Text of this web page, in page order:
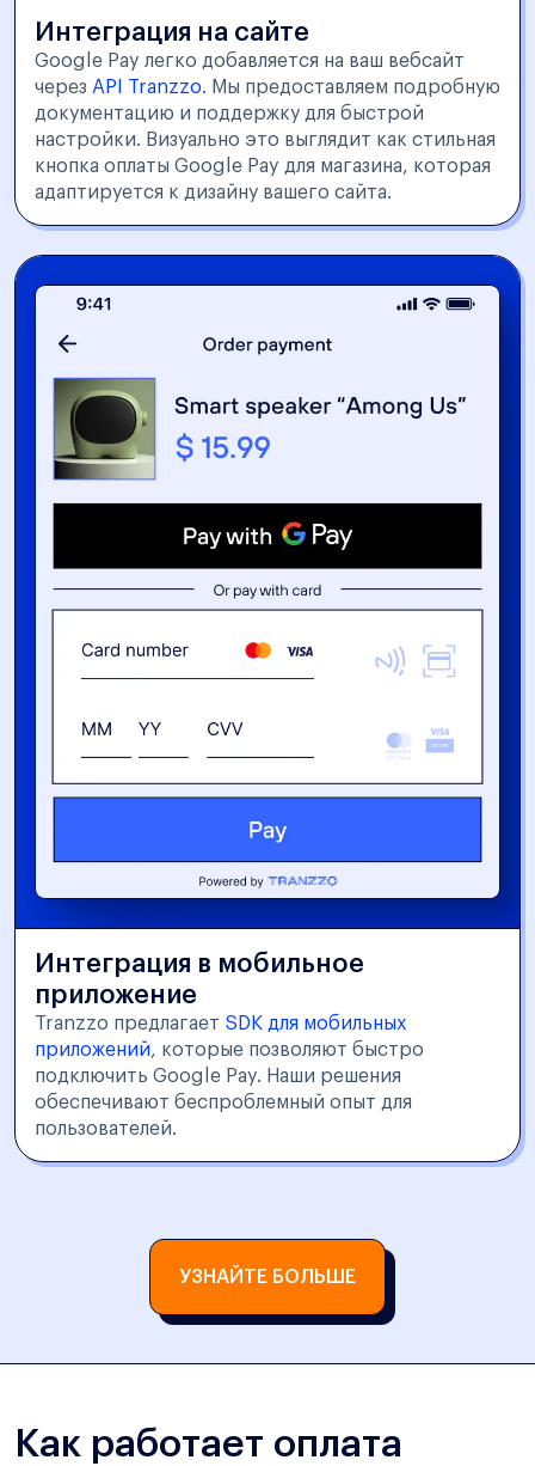
Интеграция на сайте
Google Pay легко добавляется на ваш вебсайт
через API Tranzzo. Мы предоставляем подробную
документацию и поддержку для быстрой
настройки. Визуально это выглядит как стильная
кнопка оплаты Google Pay для магазина, которая
адаптируется к дизайну вашего сайта.
Интеграция в мобильное
приложение
Tranzzo предлагает SDK для мобильных
приложений, которые позволяют быстро
подключить Google Pay. Наши решения
обеспечивают беспроблемный опыт для
пользователей.
УЗНАЙТЕ БОЛЬШЕ
Как работает оплата